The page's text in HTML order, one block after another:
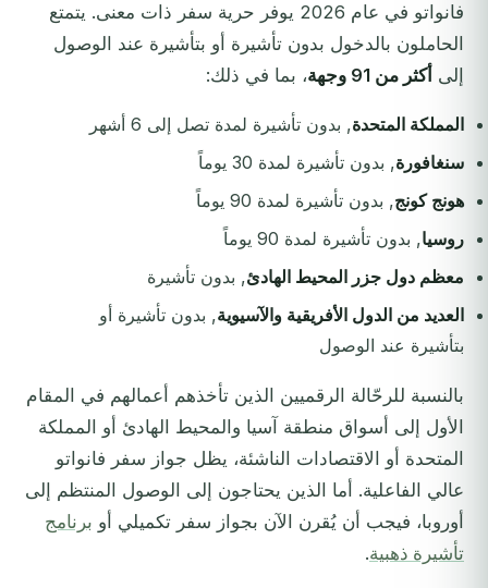
فانواتو في عام 2026 يوفر حرية سفر ذات معنى. يتمتع
الحاملون بالدخول بدون تأشيرة أو بتأشيرة عند الوصول
إلى أكثر من 91 وجهة ، بما في ذلك:
المملكة المتحدة, بدون تأشيرة لمدة تصل إلى 6 أشهر
سنغافورة, بدون تأشيرة لمدة 30 يوماً
هونج كونج, بدون تأشيرة لمدة 90 يوماً
روسيا, بدون تأشيرة لمدة 90 يوماً
معظم دول جزر المحيط الهادئ, بدون تأشيرة
العديد من الدول الأفريقية والآسيوية, بدون تأشيرة أو
بتأشيرة عند الوصول
بالنسبة للرحّالة الرقميين الذين تأخذهم أعمالهم في المقام
الأول إلى أسواق منطقة آسيا والمحيط الهادئ أو المملكة
المتحدة أو الاقتصادات الناشئة، يظل جواز سفر فانواتو
عالي الفاعلية. أما الذين يحتاجون إلى الوصول المنتظم إلى
أوروبا، فيجب أن يُقرن الآن بجواز سفر تكميلي أو برنامج
تأشيرة ذهبية.